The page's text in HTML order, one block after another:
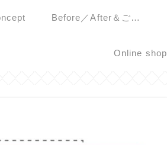
Before／After＆ご感
Online shop